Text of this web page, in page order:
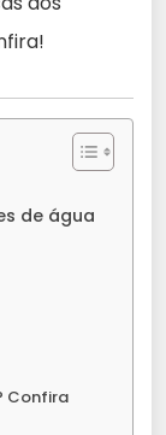
de água
Confira